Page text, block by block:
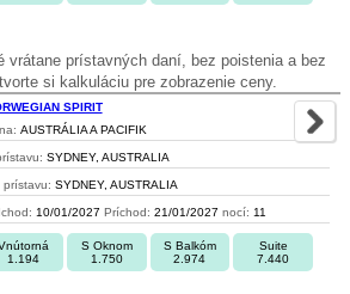
vrátane prístavných daní, bez poistenia a bez
si kalkuláciu pre zobrazenie ceny.
SPIRIT
AUSTRÁLIA A PACIFIK
SYDNEY, AUSTRALIA
prístavu: SYDNEY, AUSTRALIA
10/01/2027 Príchod: 21/01/2027 nocí: 11
1.194
S Oknom
1.750
S Balkóm
2.974
Suite
7.440